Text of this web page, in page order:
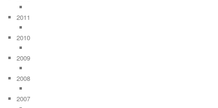
2011
2010
2009
2008
2007